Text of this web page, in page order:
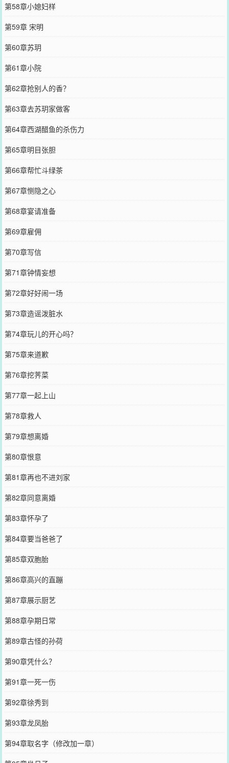
第58章小媳妇样
第59章 宋明
第60章苏玥
第61章小院
第62章抢别人的香？
第63章去苏玥家做客
第64章西湖醋鱼的杀伤力
第65章明目张胆
第66章帮忙斗绿茶
第67章恻隐之心
第68章宴请准备
第69章雇佣
第70章写信
第71章钟情妄想
第72章好好闹一场
第73章造谣泼脏水
第74章玩儿的开心吗？
第75章来道歉
第76章挖荠菜
第77章一起上山
第78章救人
第79章想离婚
第80章恨意
第81章再也不进刘家
第82章同意离婚
第83章怀孕了
第84章要当爸爸了
第85章双胞胎
第86章高兴的直蹦
第87章展示厨艺
第88章孕期日常
第89章古怪的孙荷
第90章凭什么？
第91章一死一伤
第92章徐秀到
第93章龙凤胎
第94章取名字（修改加一章）